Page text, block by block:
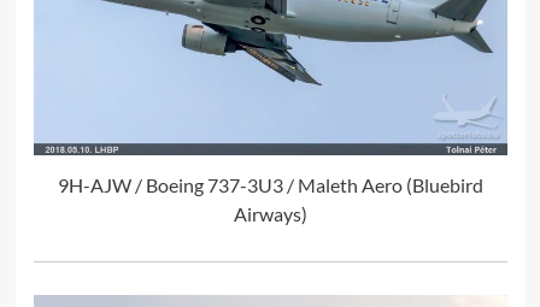
9H-AJW / Boeing 737-3U3 / Maleth Aero (Bluebird
Airways)